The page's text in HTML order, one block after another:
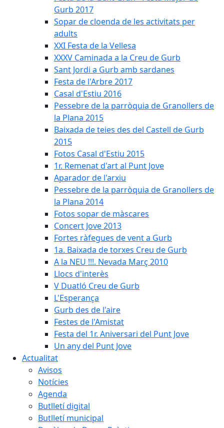
Gurb 2017
Sopar de cloenda de les activitats per
adults
XXI Festa de la Vellesa
XXXV Caminada a la Creu de Gurb
Sant Jordi a Gurb amb sardanes
Festa de l'Arbre 2017
Casal d'Estiu 2016
Pessebre de la parròquia de Granollers de
la Plana 2015
Baixada de teies des del Castell de Gurb
2015
Fotos Casal d'Estiu 2015
1r. Remenat d'art al Punt Jove
Aparador de l'arxiu
Pessebre de la parròquia de Granollers de
la Plana 2014
Fotos sopar de màscares
Concert Jove 2013
Fortes ràfegues de vent a Gurb
1a. Baixada de torxes Creu de Gurb
A la NEU !!!. Nevada Març 2010
Llocs d'interès
V Duatló Creu de Gurb
L'Esperança
Gurb des de l'aire
Festes de l'Amistat
Festa del 1r. Aniversari del Punt Jove
Un any del Punt Jove
Actualitat
Avisos
Notícies
Agenda
Butlletí digital
Butlletí municipal